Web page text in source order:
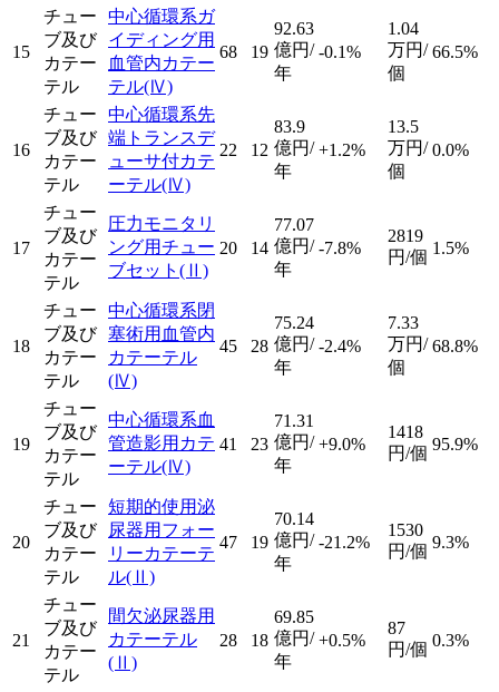
15
チュー
ブ及び
カテー
テル
中心循環系ガ
イディング用
血管内カテー
テル(Ⅳ)
68 19
92.63
億円/
年
-0.1%
1.04
万円/
個
66.5%
16
チュー
ブ及び
カテー
テル
中心循環系先
端トランスデ
ューサ付カテ
ーテル(Ⅳ)
22 12
83.9
億円/
年
+1.2%
13.5
万円/
個
0.0%
17
チュー
ブ及び
カテー
テル
圧力モニタリ
ング用チュー
ブセット (Ⅱ)
20 14
77.07
億円/
年
-7.8%
2819
円/個 1.5%
18
チュー
ブ及び
カテー
テル
中心循環系閉
塞術用血管内
カテーテル
(Ⅳ)
45 28
75.24
億円/
年
-2.4%
7.33
万円/
個
68.8%
19
チュー
ブ及び
カテー
テル
中心循環系血
管造影用カテ
ーテル(Ⅳ)
41 23
71.31
億円/
年
+9.0%
1418
円/個 95.9%
20
チュー
ブ及び
カテー
テル
短期的使用泌
尿器用フォー
リーカテーテ
ル(Ⅱ)
47 19
70.14
億円/
年
-21.2%
1530
円/個 9.3%
21
チュー
ブ及び
カテー
テル
間欠泌尿器用
カテーテル
(Ⅱ)
28 18
69.85
億円/
年
+0.5%
87
円/個 0.3%